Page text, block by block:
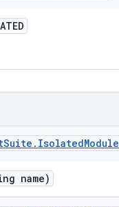
Suite . IsolatedModule
name)